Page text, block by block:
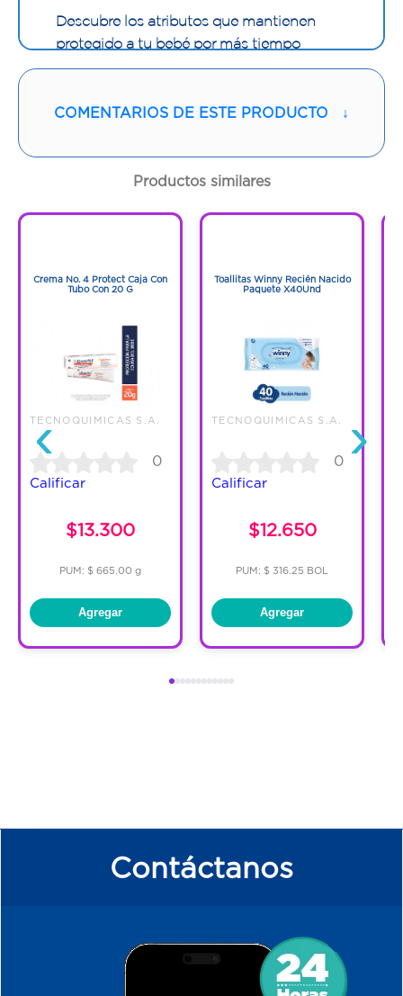
Descubre los atributos que mantienen
protegido a tu bebé por más tiempo
Copa extra-seca.
Cintas y cintura elastizadas.
Cintas pega y despega.
para evitar irritaciones o quemaduras.
COMENTARIOS DE ESTE PRODUCTO ↓
Productos similares
‹
Crema No. 4 Protect Caja Con
Tubo Con 20 G
TECNOQUIMICAS S.A.
0
Calificar
$13.300
PUM: $ 665.00 g
Agregar
Toallitas Winny Recién Nacido
Paquete X40Und
TECNOQUIMICAS S.A.
0
Calificar
$12.650
PUM: $ 316.25 BOL
Agregar
›
Contáctanos